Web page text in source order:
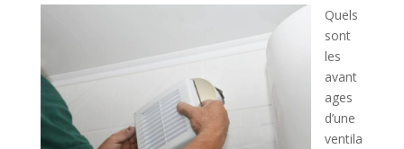
Quels
sont
les
avant
ages
d’une
ventila